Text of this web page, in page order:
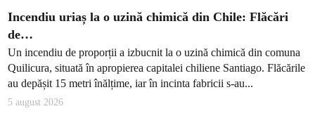
Incendiu uriaș la o uzină chimică din Chile: Flăcări
de…
Un incendiu de proporții a izbucnit la o uzină chimică din comuna
Quilicura, situată în apropierea capitalei chiliene Santiago. Flăcările
au depășit 15 metri înălțime, iar în incinta fabricii s-au...
5 august 2026